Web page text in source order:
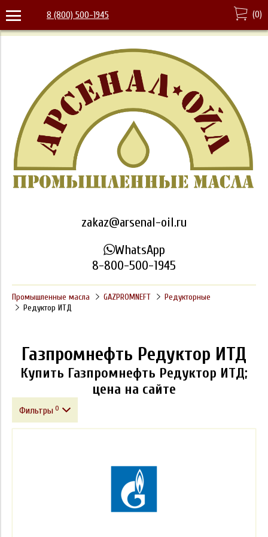
8 (800) 500-1945 (0)
zakaz@arsenal-oil.ru
WhatsApp
8-800-500-1945
Промышленные масла GAZPROMNEFT
Редукторные
Редуктор ИТД
Газпромнефть Редуктор ИТД
Купить Газпромнефть Редуктор ИТД;
цена на сайте
Фильтры 0